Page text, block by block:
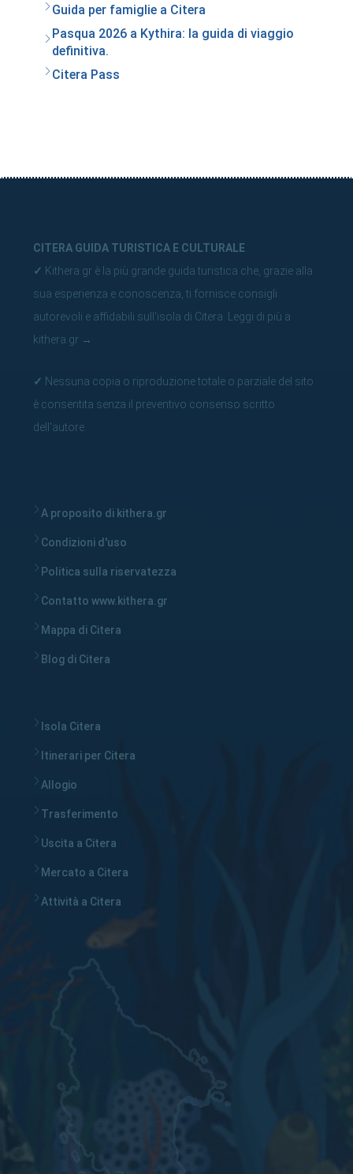
Guida per famiglie a Citera
Pasqua 2026 a Kythira: la guida di viaggio
definitiva.
Citera Pass
CITERA GUIDA TURISTICA E CULTURALE
✓ Kithera.gr è la più grande guida turistica che, grazie alla
sua esperienza e conoscenza, ti fornisce consigli
autorevoli e affidabili sull'isola di Citera.
Leggi di più a
kithera.gr →
✓ Nessuna copia o riproduzione totale o parziale del sito
è consentita senza il preventivo consenso scritto
dell'autore.
A proposito di kithera.gr
Condizioni d'uso
Politica sulla riservatezza
Contatto www.kithera.gr
Mappa di Citera
Blog di Citera
Isola Citera
Itinerari per Citera
Allogio
Trasferimento
Uscita a Citera
Mercato a Citera
Attività a Citera